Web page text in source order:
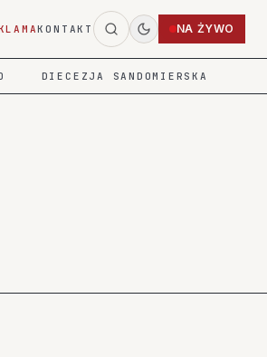
KONTAKT NA ŻYWO
DIECEZJA SANDOMIERSKA